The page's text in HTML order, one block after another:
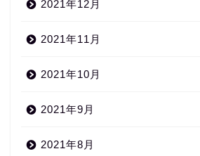
2021年12月
2021年11月
2021年10月
2021年9月
2021年8月